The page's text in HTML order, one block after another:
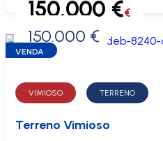
0 €
150.000 €€
150.000 €
VENDA
VIMIOSO TERRENO
Terreno Vimioso